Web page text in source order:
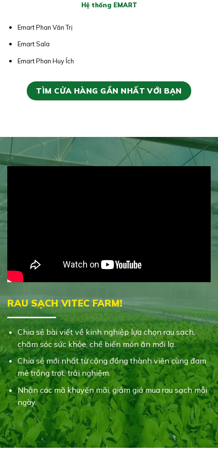
Hệ thống EMART
Emart Phan Văn Trị
Emart Sala
Emart Phan Huy Ích
TÌM CỬA HÀNG GẦN NHẤT VỚI BẠN
RAU SẠCH VITEC FARM!
Chia sẻ bài viết về kinh nghiệp lựa chọn rau sạch,
chăm sóc sức khỏe, chế biến món ăn mới lạ.
Chia sẻ mới nhất từ cộng đồng thành viên cùng đam
mê trồng trọt, trải nghiệm.
Nhận các mã khuyến mãi, giảm giá mua rau sạch mỗi
ngày.